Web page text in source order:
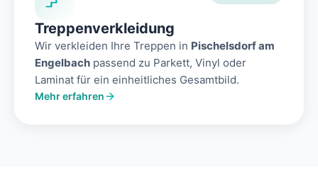
Treppenverkleidung
Wir verkleiden Ihre Treppen in Pischelsdorf am
Engelbach passend zu Parkett, Vinyl oder
Laminat für ein einheitliches Gesamtbild.
Mehr erfahren